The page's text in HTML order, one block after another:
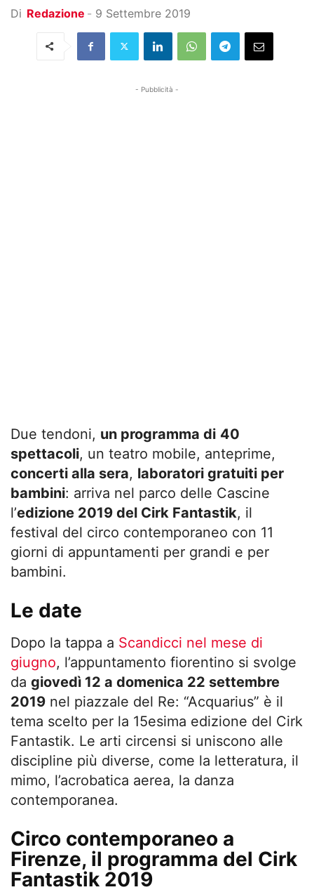
Di Redazione - 9 Settembre 2019
- Pubblicità -
Due tendoni, un programma di 40
spettacoli, un teatro mobile, anteprime,
concerti alla sera, laboratori gratuiti per
bambini: arriva nel parco delle Cascine
l’edizione 2019 del Cirk Fantastik, il
festival del circo contemporaneo con 11
giorni di appuntamenti per grandi e per
bambini.
Le date
Dopo la tappa a Scandicci nel mese di
giugno, l’appuntamento fiorentino si svolge
da giovedì 12 a domenica 22 settembre
2019 nel piazzale del Re: “Acquarius” è il
tema scelto per la 15esima edizione del Cirk
Fantastik. Le arti circensi si uniscono alle
discipline più diverse, come la letteratura, il
mimo, l’acrobatica aerea, la danza
contemporanea.
Circo contemporaneo a
Firenze, il programma del Cirk
Fantastik 2019